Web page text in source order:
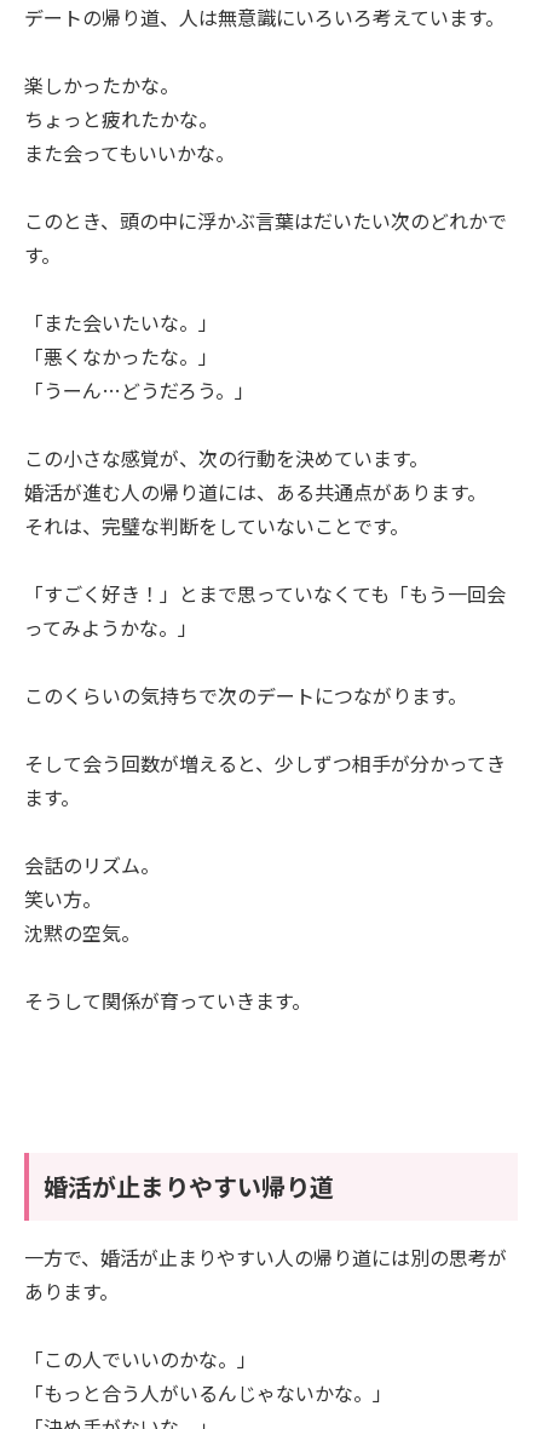
デートの帰り道、人は無意識にいろいろ考えています。
楽しかったかな。
ちょっと疲れたかな。
また会ってもいいかな。
このとき、頭の中に浮かぶ言葉はだいたい次のどれかで
す。
「また会いたいな。」
「悪くなかったな。」
「うーん…どうだろう。」
この小さな感覚が、次の行動を決めています。
婚活が進む人の帰り道には、ある共通点があります。
それは、完璧な判断をしていないことです。
「すごく好き！」とまで思っていなくても「もう一回会
ってみようかな。」
このくらいの気持ちで次のデートにつながります。
そして会う回数が増えると、少しずつ相手が分かってき
ます。
会話のリズム。
笑い方。
沈黙の空気。
そうして関係が育っていきます。
婚活が止まりやすい帰り道
一方で、婚活が止まりやすい人の帰り道には別の思考が
あります。
「この人でいいのかな。」
「もっと合う人がいるんじゃないかな。」